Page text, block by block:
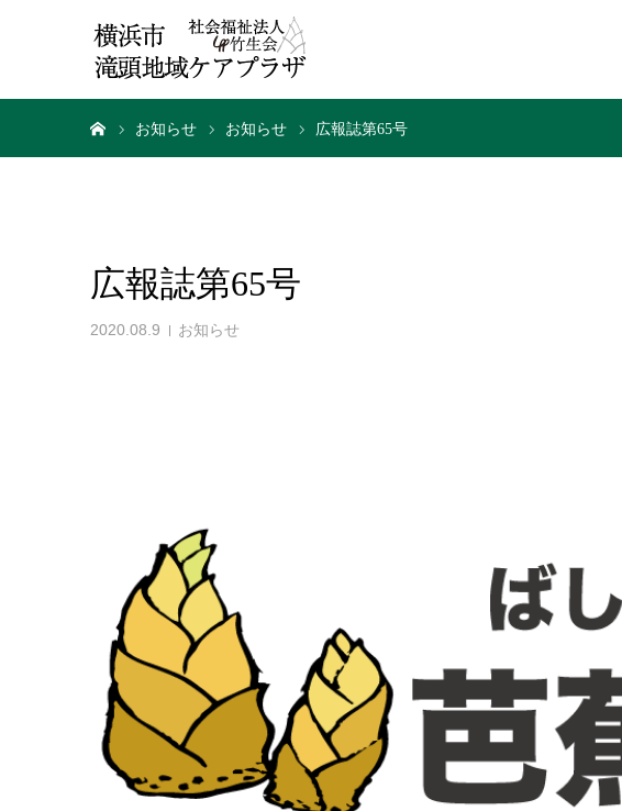
お知らせ お知らせ 広報誌第65号
広報誌第65号
2020.08.9 お知らせ